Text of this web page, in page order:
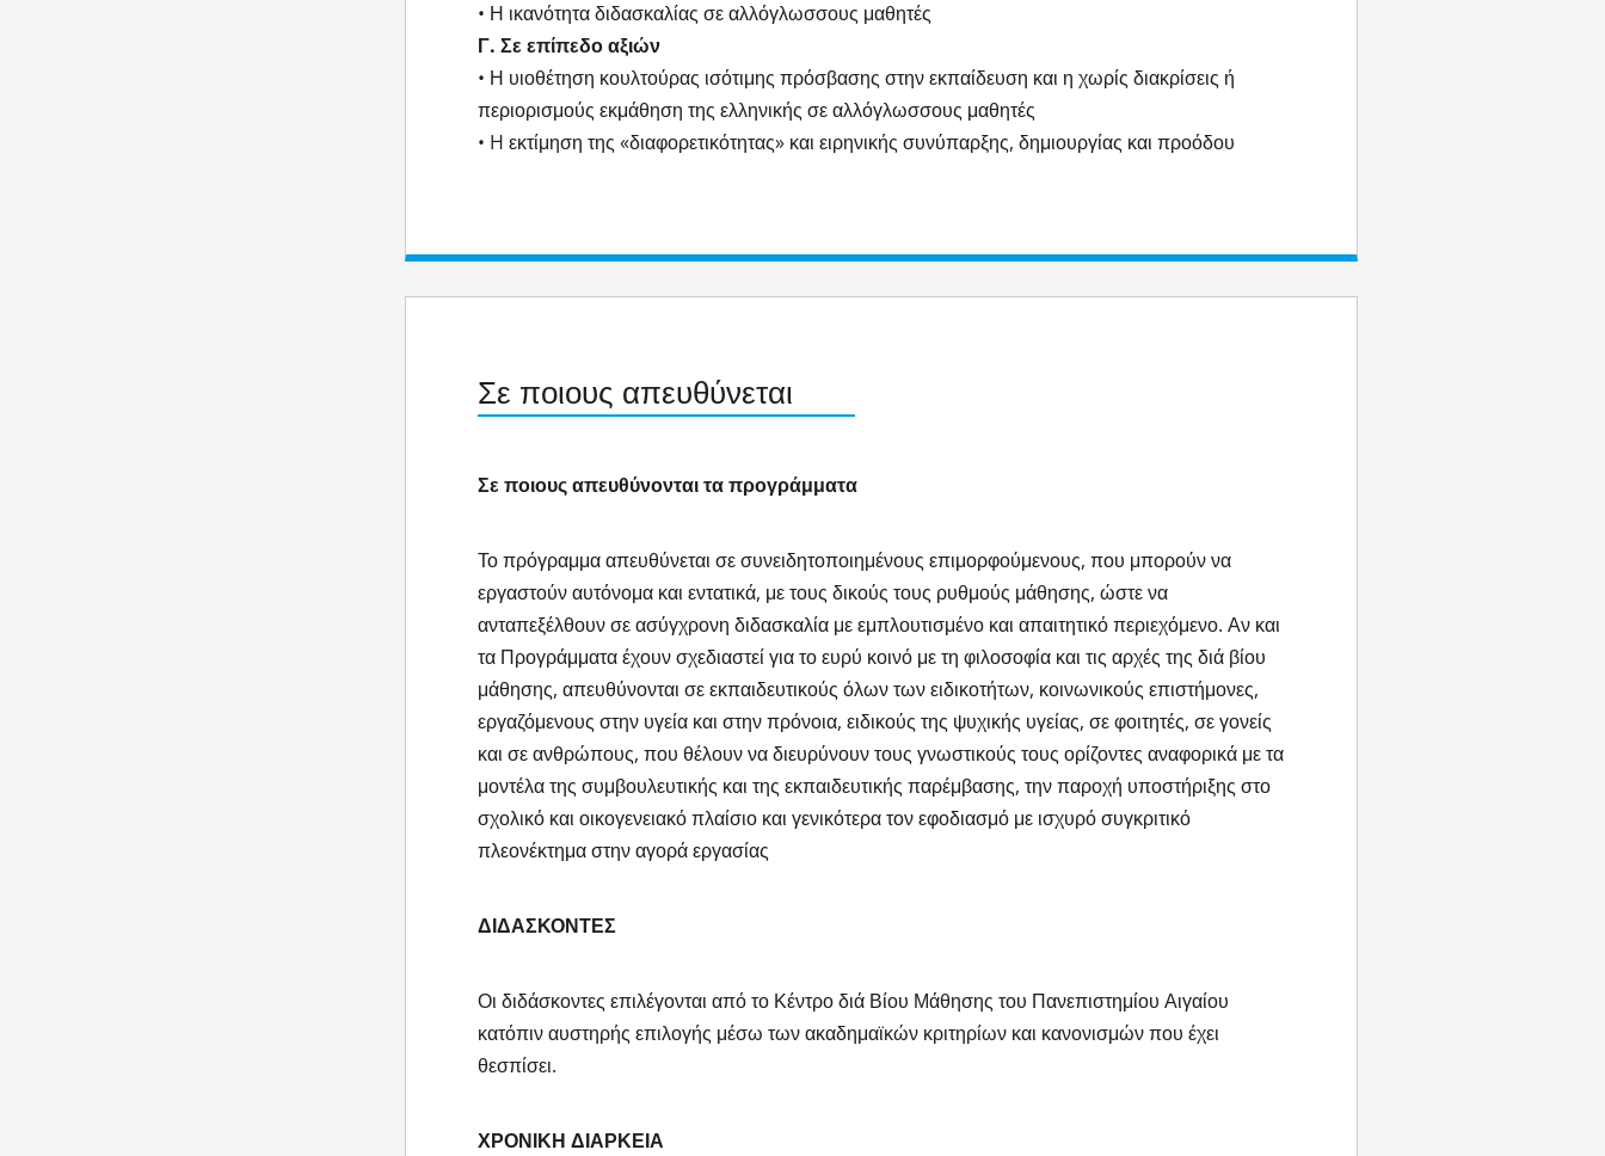
• Η ικανότητα διδασκαλίας σε αλλόγλωσσους μαθητές
Γ. Σε επίπεδο αξιών
• Η υιοθέτηση κουλτούρας ισότιμης πρόσβασης στην εκπαίδευση και η χωρίς διακρίσεις ή
περιορισμούς εκμάθηση της ελληνικής σε αλλόγλωσσους μαθητές
• H εκτίμηση της «διαφορετικότητας» και ειρηνικής συνύπαρξης, δημιουργίας και προόδου
Σε ποιους απευθύνεται
Σε ποιους απευθύνονται τα προγράμματα
Το πρόγραμμα απευθύνεται σε συνειδητοποιημένους επιμορφούμενους, που μπορούν να
εργαστούν αυτόνομα και εντατικά, με τους δικούς τους ρυθμούς μάθησης, ώστε να
ανταπεξέλθουν σε ασύγχρονη διδασκαλία με εμπλουτισμένο και απαιτητικό περιεχόμενο. Αν και
τα Προγράμματα έχουν σχεδιαστεί για το ευρύ κοινό με τη φιλοσοφία και τις αρχές της διά βίου
μάθησης, απευθύνονται σε εκπαιδευτικούς όλων των ειδικοτήτων, κοινωνικούς επιστήμονες,
εργαζόμενους στην υγεία και στην πρόνοια, ειδικούς της ψυχικής υγείας, σε φοιτητές, σε γονείς
και σε ανθρώπους, που θέλουν να διευρύνουν τους γνωστικούς τους ορίζοντες αναφορικά με τα
μοντέλα της συμβουλευτικής και της εκπαιδευτικής παρέμβασης, την παροχή υποστήριξης στο
σχολικό και οικογενειακό πλαίσιο και γενικότερα τον εφοδιασμό με ισχυρό συγκριτικό
πλεονέκτημα στην αγορά εργασίας
ΔΙΔΑΣΚΟΝΤΕΣ
Οι διδάσκοντες επιλέγονται από το Κέντρο διά Βίου Μάθησης του Πανεπιστημίου Αιγαίου
κατόπιν αυστηρής επιλογής μέσω των ακαδημαϊκών κριτηρίων και κανονισμών που έχει
θεσπίσει.
ΧΡΟΝΙΚΗ ΔΙΑΡΚΕΙΑ